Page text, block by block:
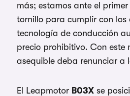
más; estamos ante el
tornillo para cumplir con los
tecnología de conducción
precio prohibitivo. Con este
asequible deba renunciar
El Leapmotor B03X se